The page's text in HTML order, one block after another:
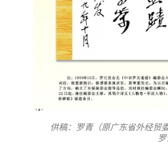
供稿：罗青（原广东省外经贸